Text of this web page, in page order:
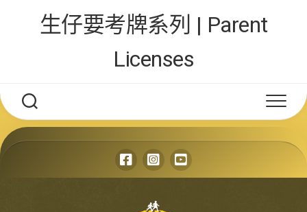
生仔要考牌系列 | Parent
Licenses